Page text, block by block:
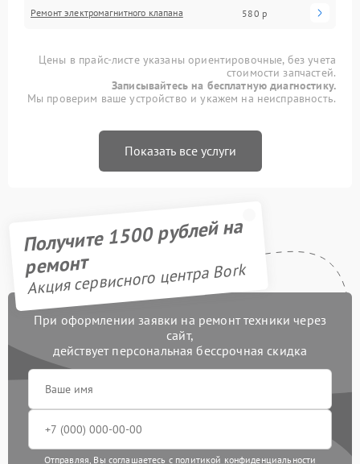
Ремонт электромагнитного клапана 580 р
Цены в прайс-листе указаны ориентировочные, без учета
стоимости запчастей.
Записывайтесь на бесплатную диагностику.
Мы проверим ваше устройство и укажем на неисправность.
Показать все услуги
Получите 1500 рублей на
ремонт
Акция сервисного центра Bork
При оформлении заявки на ремонт техники через
сайт,
действует персональная бессрочная скидка
Отправляя, Вы соглашаетесь с политикой конфиденциальности